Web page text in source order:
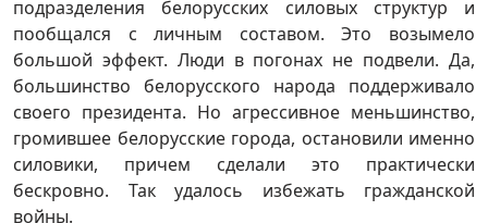
подразделения белорусских силовых структур и
пообщался с личным составом. Это возымело
большой эффект. Люди в погонах не подвели. Да,
большинство белорусского народа поддерживало
своего президента. Но агрессивное меньшинство,
громившее белорусские города, остановили именно
силовики, причем сделали это практически
бескровно. Так удалось избежать гражданской
войны.